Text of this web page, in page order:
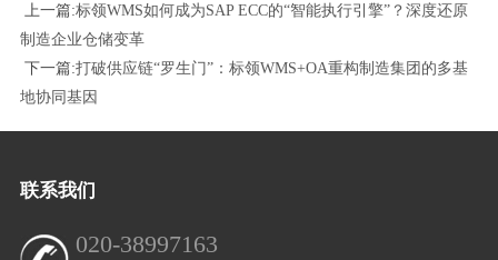
上一篇:标领WMS如何成为SAP ECC的“智能执行引擎”？深度还原
制造企业仓储变革
下一篇:打破供应链“罗生门”：标领WMS+OA重构制造集团的多基
地协同基因
联系我们
020-38997163